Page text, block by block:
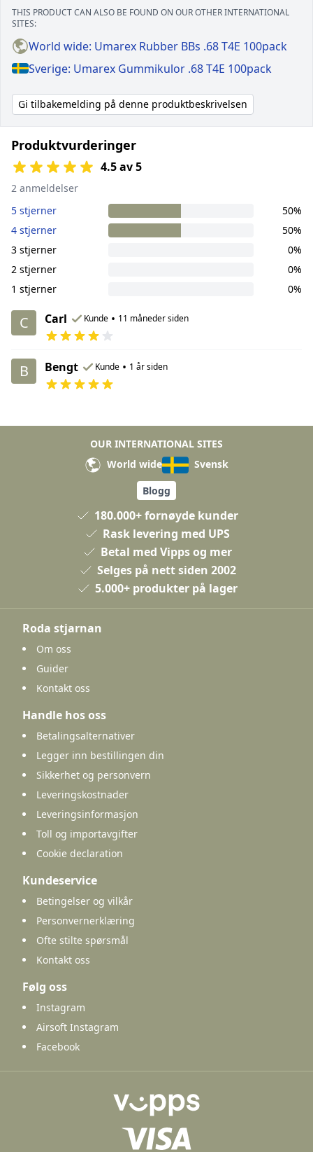
THIS PRODUCT CAN ALSO BE FOUND ON OUR OTHER INTERNATIONAL
SITES:
World wide: Umarex Rubber BBs .68 T4E 100pack
Sverige: Umarex Gummikulor .68 T4E 100pack
Gi tilbakemelding på denne produktbeskrivelsen
Produktvurderinger
4.5 av 5
2 anmeldelser
5 stjerner
50%
4 stjerner
50%
3 stjerner
0%
2 stjerner
0%
1 stjerner
0%
C Carl Kunde • 11 måneder siden
B Bengt Kunde • 1 år siden
OUR INTERNATIONAL SITES
World wide
Svensk
Blogg
180.000+ fornøyde kunder
Rask levering med UPS
Betal med Vipps og mer
Selges på nett siden 2002
5.000+ produkter på lager
Roda stjarnan
Om oss
Guider
Kontakt oss
Handle hos oss
Betalingsalternativer
Legger inn bestillingen din
Sikkerhet og personvern
Leveringskostnader
Leveringsinformasjon
Toll og importavgifter
Cookie declaration
Kundeservice
Betingelser og vilkår
Personvernerklæring
Ofte stilte spørsmål
Kontakt oss
Følg oss
Instagram
Airsoft Instagram
Facebook